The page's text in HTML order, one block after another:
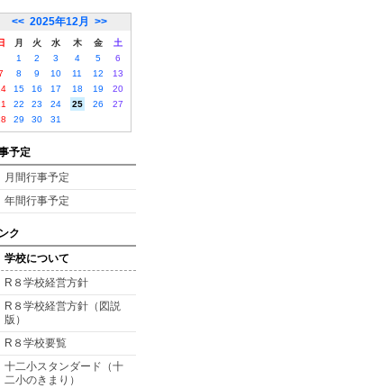
<< 2025年12月 >>
月 火 水 木 金
土
1
2 3 4 5
6
8 9 10 11 12
13
15 16 17 18 19
20
22 23 24 25 26
27
29 30 31
予定
月間行事予定
年間行事予定
ク
学校について
R８学校経営方針
R８学校経営方針（図説
版）
R８学校要覧
十二小スタンダード（十
二小のきまり）